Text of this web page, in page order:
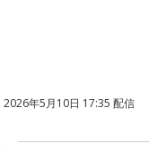
2026年5月10日 17:35 配信